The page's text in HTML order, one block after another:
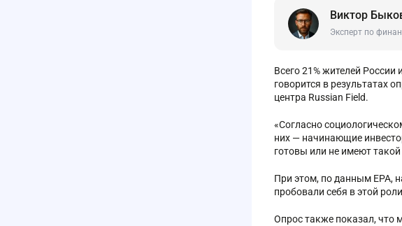
Виктор
Эксперт по
Всего 21% жителей
говорится в результатах
центра Russian Field.
«Согласно
них — начинающие
готовы или не имеют
При этом, по данным ЕРА,
пробовали себя в этой
Опрос также показал, что